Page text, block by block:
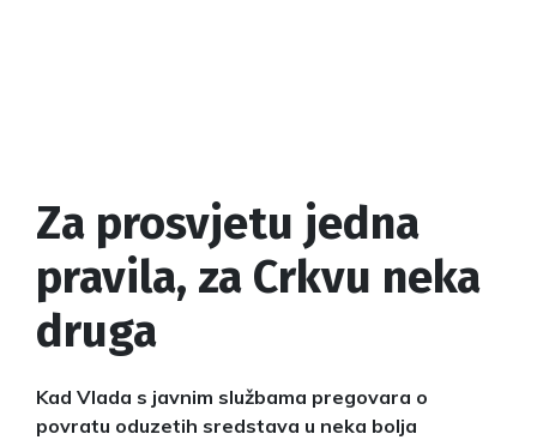
Za prosvjetu jedna
pravila, za Crkvu neka
druga
Kad Vlada s javnim službama pregovara o
povratu oduzetih sredstava u neka bolja